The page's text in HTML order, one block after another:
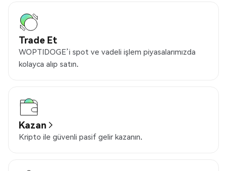
Trade Et
WOPTIDOGE’i spot ve vadeli işlem piyasalarımızda
kolayca alıp satın.
Kazan
Kripto ile güvenli pasif gelir kazanın.